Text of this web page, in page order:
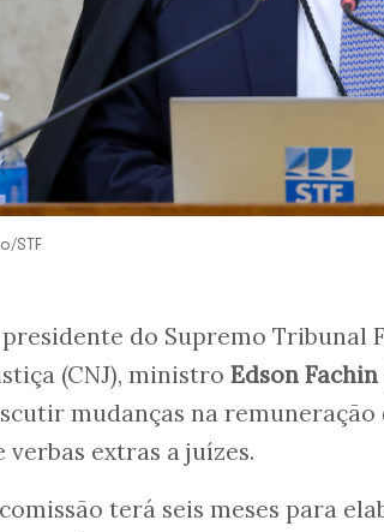
STF
presidente do Supremo Tribunal
(CNJ), ministro Edson Fachin
mudanças na
verbas extras a juízes.
terá seis meses para